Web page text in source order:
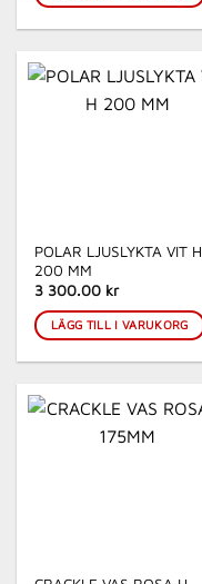
POLAR LJUSLYKTA VIT H
200 MM
3 300.00 kr
LÄGG TILL I VARUKORG